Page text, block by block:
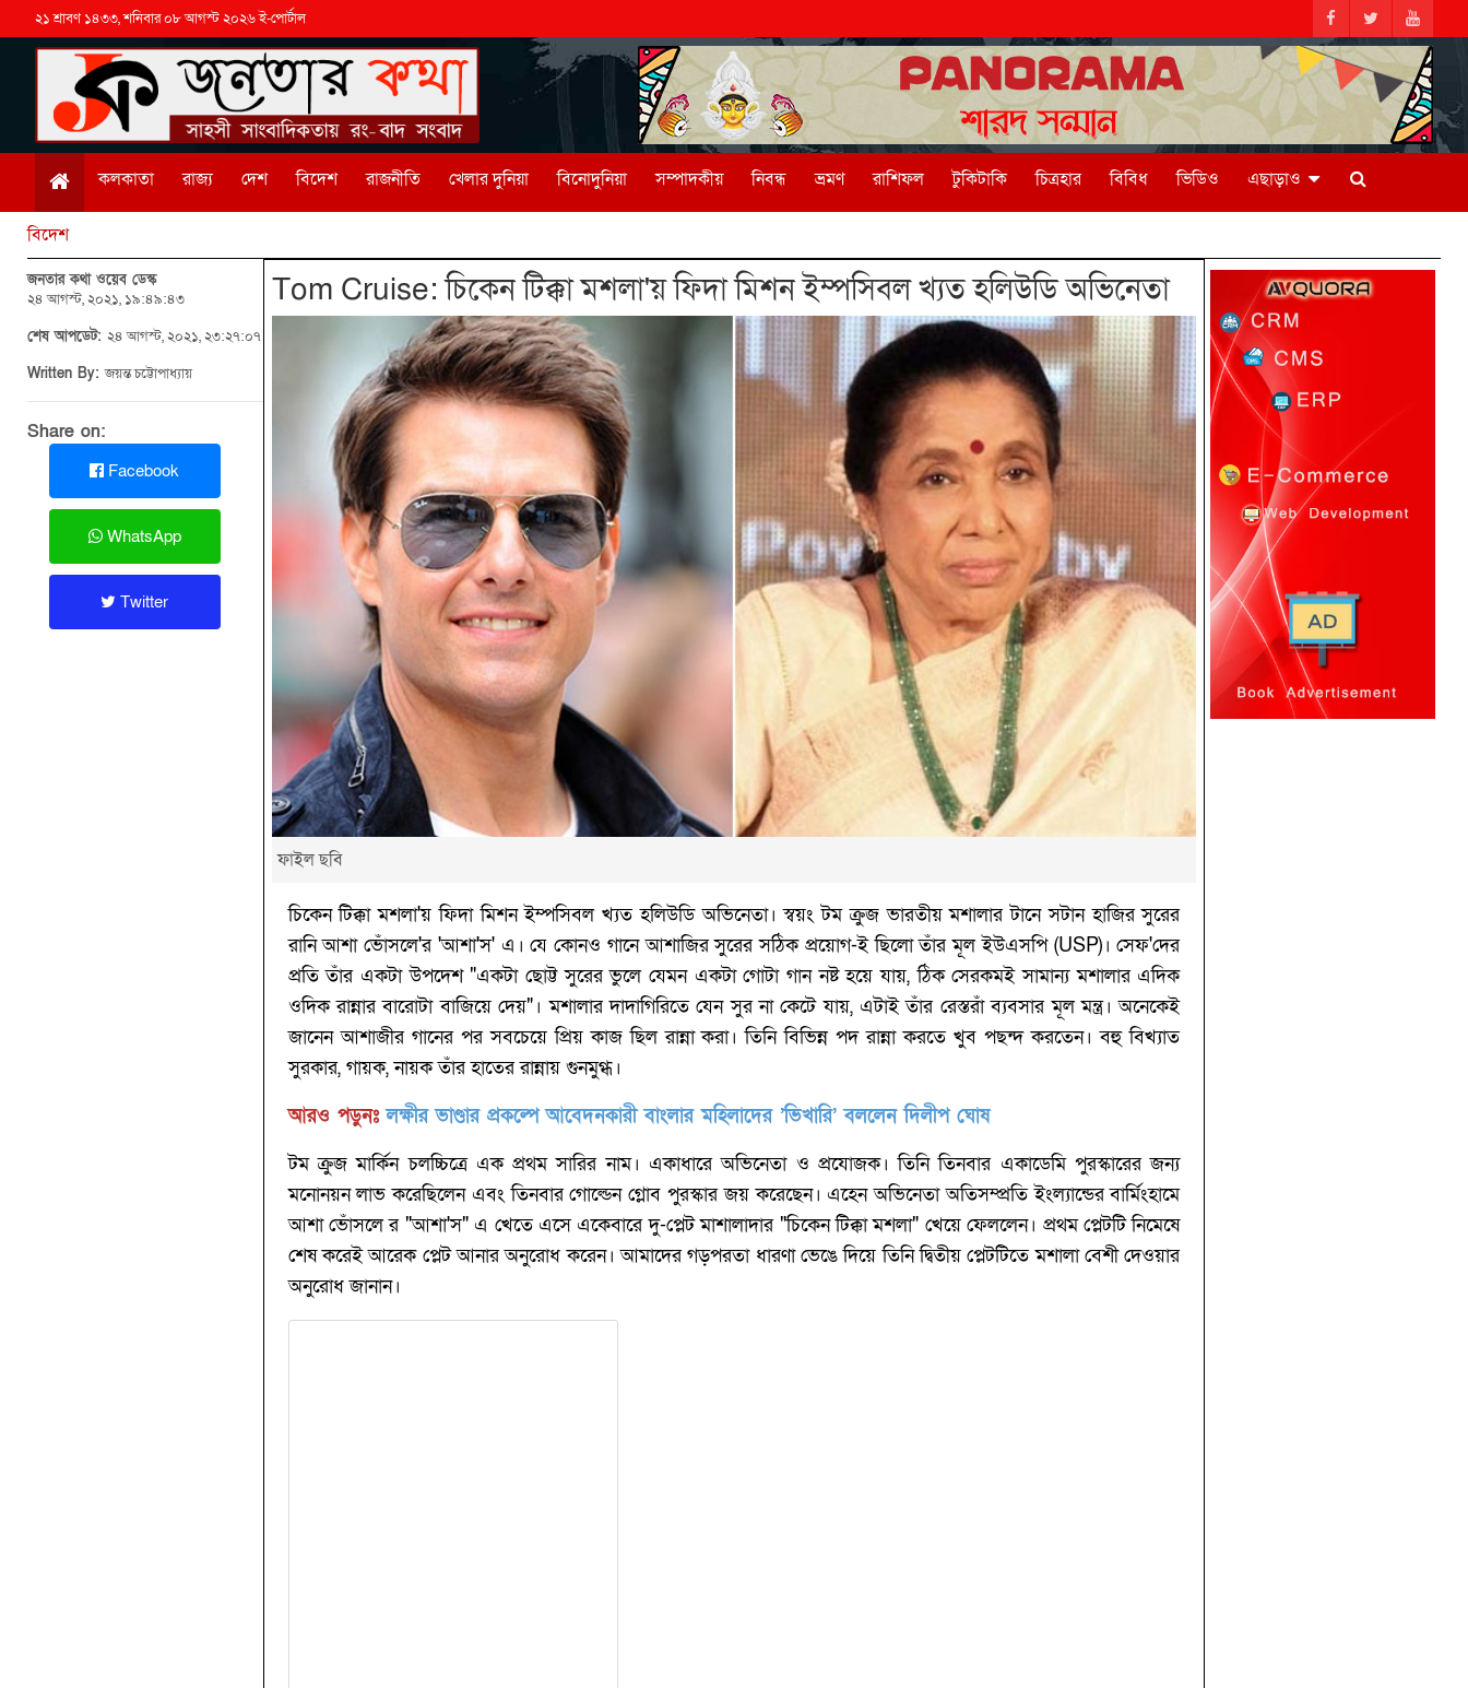
২১ শ্রাবণ ১৪৩৩, শনিবার ০৮ আগস্ট ২০২৬ ই-পোর্টাল
কলকাতা রাজ্য দেশ বিদেশ রাজনীতি খেলার দুনিয়া বিনোদুনিয়া সম্পাদকীয় নিবন্ধ ভ্রমণ রাশিফল টুকিটাকি চিত্রহার বিবিধ ভিডিও এছাড়াও
বিদেশ
জনতার কথা ওয়েব ডেস্ক
২৪ আগস্ট, ২০২১, ১৯:৪৯:৪৩
শেষ আপডেট: ২৪ আগস্ট, ২০২১, ২৩:২৭:০৭
Written By:জয়ন্ত চট্টোপাধ্যায়
Share on:
Facebook
WhatsApp
Twitter
Tom Cruise: চিকেন টিক্কা মশলা'য় ফিদা মিশন ইম্পসিবল খ্যত হলিউডি অভিনেতা
ফাইল ছবি
চিকেন টিক্কা মশলা'য় ফিদা মিশন ইম্পসিবল খ্যত হলিউডি অভিনেতা। স্বয়ং টম ক্রুজ ভারতীয় মশালার টানে সটান হাজির সুরের
রানি আশা ভোঁসলে'র 'আশা'স' এ। যে কোনও গানে আশাজির সুরের সঠিক প্রয়োগ-ই ছিলো তাঁর মূল ইউএসপি (USP)। সেফ'দের
প্রতি তাঁর একটা উপদেশ "একটা ছোট্ট সুরের ভুলে যেমন একটা গোটা গান নষ্ট হয়ে যায়, ঠিক সেরকমই সামান্য মশালার এদিক
ওদিক রান্নার বারোটা বাজিয়ে দেয়"। মশালার দাদাগিরিতে যেন সুর না কেটে যায়, এটাই তাঁর রেস্তরাঁ ব্যবসার মূল মন্ত্র। অনেকেই
জানেন আশাজীর গানের পর সবচেয়ে প্রিয় কাজ ছিল রান্না করা। তিনি বিভিন্ন পদ রান্না করতে খুব পছন্দ করতেন। বহু বিখ্যাত
সুরকার, গায়ক, নায়ক তাঁর হাতের রান্নায় গুনমুগ্ধ।
আরও পড়ুনঃ লক্ষীর ভাণ্ডার প্রকল্পে আবেদনকারী বাংলার মহিলাদের ’ভিখারি’ বললেন দিলীপ ঘোষ
টম ক্রুজ মার্কিন চলচ্চিত্রে এক প্রথম সারির নাম। একাধারে অভিনেতা ও প্রযোজক। তিনি তিনবার একাডেমি পুরস্কারের জন্য
মনোনয়ন লাভ করেছিলেন এবং তিনবার গোল্ডেন গ্লোব পুরস্কার জয় করেছেন। এহেন অভিনেতা অতিসম্প্রতি ইংল্যান্ডের বার্মিংহামে
আশা ভোঁসলে র "আশা'স" এ খেতে এসে একেবারে দু-প্লেট মাশালাদার "চিকেন টিক্কা মশলা" খেয়ে ফেললেন। প্রথম প্লেটটি নিমেষে
শেষ করেই আরেক প্লেট আনার অনুরোধ করেন। আমাদের গড়পরতা ধারণা ভেঙে দিয়ে তিনি দ্বিতীয় প্লেটটিতে মশালা বেশী দেওয়ার
অনুরোধ জানান।